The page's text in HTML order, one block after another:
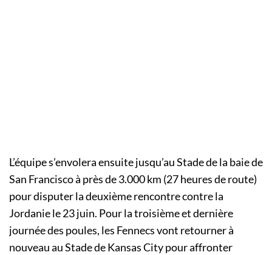
L’équipe s’envolera ensuite jusqu’au Stade de la baie de
San Francisco à près de 3.000 km (27 heures de route)
pour disputer la deuxième rencontre contre la
Jordanie le 23 juin. Pour la troisième et dernière
journée des poules, les Fennecs vont retourner à
nouveau au Stade de Kansas City pour affronter